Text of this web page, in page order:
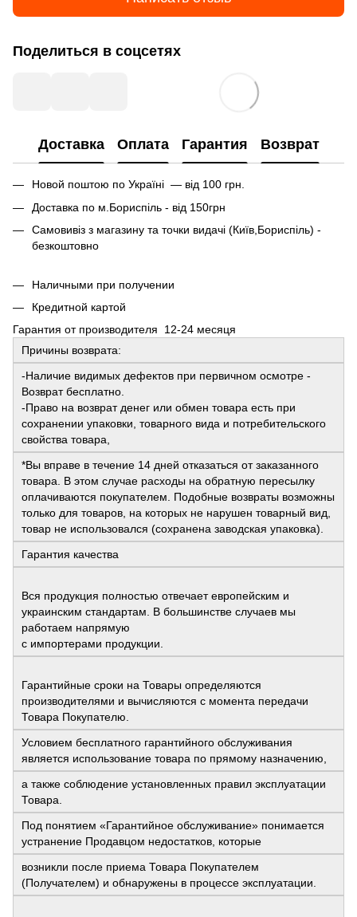
Поделиться в соцсетях
Доставка Оплата Гарантия Возврат
Новой поштою по Україні — від 100 грн.
Доставка по м.Бориспіль - від 150грн
Самовивіз з магазину та точки видачі (Київ,Бориспіль) -
безкоштовно
Наличными при получении
Кредитной картой
Гарантия от производителя 12-24 месяця
Причины возврата:
-Наличие видимых дефектов при первичном осмотре -
Возврат бесплатно.
-Право на возврат денег или обмен товара есть при
сохранении упаковки, товарного вида и потребительского
свойства товара,
*Вы вправе в течение 14 дней отказаться от заказанного
товара. В этом случае расходы на обратную пересылку
оплачиваются покупателем. Подобные возвраты возможны
только для товаров, на которых не нарушен товарный вид,
товар не использовался (сохранена заводская упаковка).
Гарантия качества
Вся продукция полностью отвечает европейским и
украинским стандартам. В большинстве случаев мы
работаем напрямую
с импортерами продукции.
Гарантийные сроки на Товары определяются
производителями и вычисляются с момента передачи
Товара Покупателю.
Условием бесплатного гарантийного обслуживания
является использование товара по прямому назначению,
а также соблюдение установленных правил эксплуатации
Товара.
Под понятием «Гарантийное обслуживание» понимается
устранение Продавцом недостатков, которые
возникли после приема Товара Покупателем
(Получателем) и обнаружены в процессе эксплуатации.